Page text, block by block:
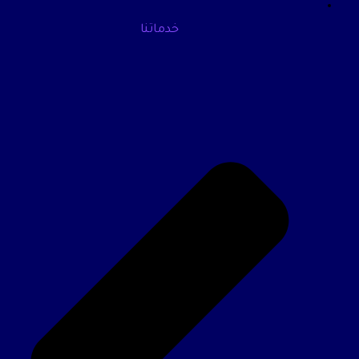
خدماتنا